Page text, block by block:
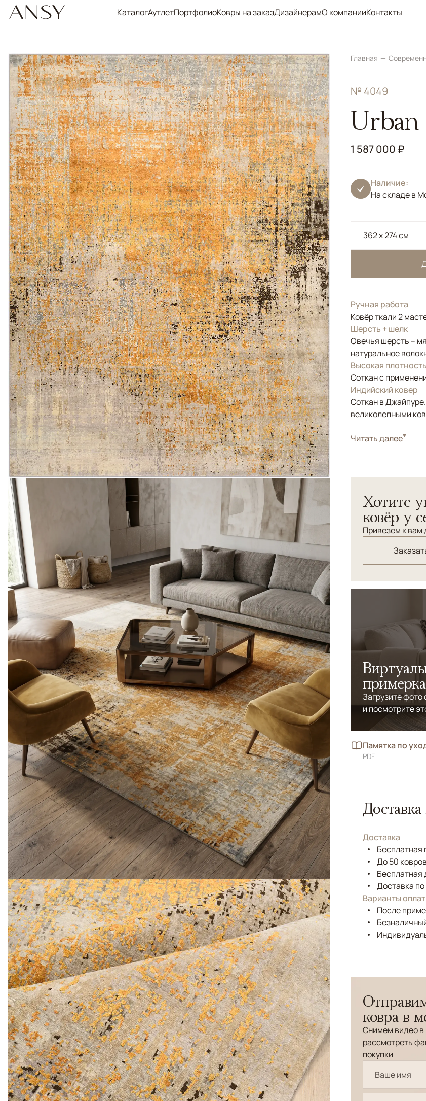
КаталогАутлетПортфолиоКовры на заказДизайнерамО компанииКонтакты
Главная
№ 4049
Urban
1 587 000 ₽
Наличие:
На складе в
362 x 274 см
Ручная работа
Ковёр ткали 2
Шерсть + шелк
Овечья шерсть –
натуральное
Высокая плотность
Соткан с
Индийский ковер
Соткан в
великолепными
СтильСовременные
Читать далее
Хотите
ковёр у
Привезем к вам
Загрузите фото
и посмотрите
Памятка по
PDF
Доставка
Бесплатная
До 50
Бесплатная
Доставка
Варианты
После
ковра в
Снимем видео в
рассмотреть
покупки